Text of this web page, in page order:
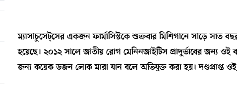
ম্যাসাচুসেট্সের একজন ফার্মাসিস্টকে শুক্রবার মিশিগানে সাড়ে সাত
হয়েছে। ২০১২ সালে জাতীয় রোগ মেনিনজাইটিস প্রাদুর্ভাবের জন্য ওই
জন্য কয়েক ডজন লোক মারা যান বলে অভিযুক্ত করা হয়। দণ্ডপ্রাপ্ত ওই